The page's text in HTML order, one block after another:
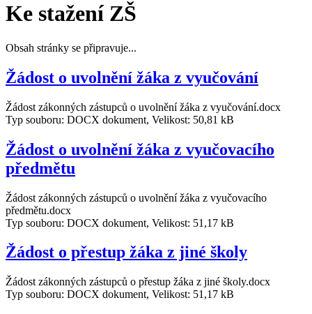
Ke stažení ZŠ
Obsah stránky se připravuje...
Žádost o uvolnění žáka z vyučování
Žádost zákonných zástupců o uvolnění žáka z vyučování.docx
Typ souboru: DOCX dokument, Velikost: 50,81 kB
Žádost o uvolnění žáka z vyučovacího
předmětu
Žádost zákonných zástupců o uvolnění žáka z vyučovacího
předmětu.docx
Typ souboru: DOCX dokument, Velikost: 51,17 kB
Žádost o přestup žáka z jiné školy
Žádost zákonných zástupců o přestup žáka z jiné školy.docx
Typ souboru: DOCX dokument, Velikost: 51,17 kB